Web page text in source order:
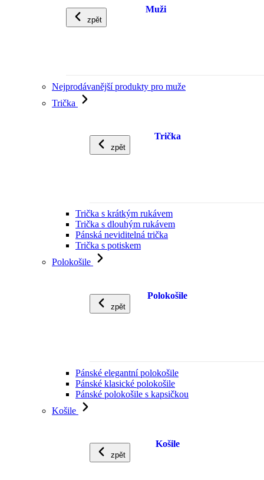
zpět
Muži
Nejprodávanější produkty pro muže
Trička
zpět
Trička
Trička s krátkým rukávem
Trička s dlouhým rukávem
Pánská neviditelná trička
Trička s potiskem
Polokošile
zpět
Polokošile
Pánské elegantní polokošile
Pánské klasické polokošile
Pánské polokošile s kapsičkou
Košile
zpět
Košile